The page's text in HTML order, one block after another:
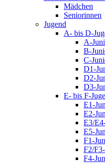
Mädchen
Seniorinnen
Jugend
A- bis D-
A-
B-
C-
D1-
D2-
D3-
E- bis F-
E1-
E2-
E3/
E5-
F1-
F2/
F4-